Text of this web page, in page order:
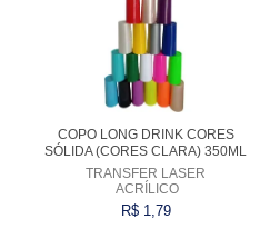
COPO LONG DRINK CORES
SÓLIDA (CORES CLARA) 350ML
TRANSFER LASER
ACRÍLICO
R$ 1,79